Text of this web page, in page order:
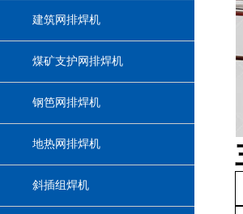
建筑网排焊机
煤矿支护网排焊机
钢笆网排焊机
地热网排焊机
斜插组焊机